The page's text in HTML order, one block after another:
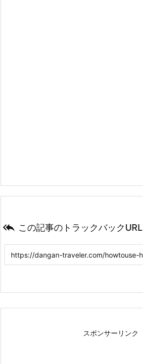
 この記事のトラックバックURL
スポンサーリンク